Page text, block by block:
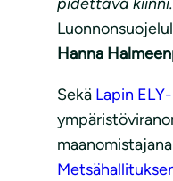
pidettävä
Hanna
Sekä Lapin